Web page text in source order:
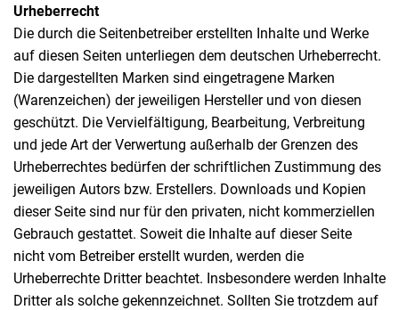
Urheberrecht
Die durch die Seitenbetreiber erstellten Inhalte und Werke
auf diesen Seiten unterliegen dem deutschen Urheberrecht.
Die dargestellten Marken sind eingetragene Marken
(Warenzeichen) der jeweiligen Hersteller und von diesen
geschützt. Die Vervielfältigung, Bearbeitung, Verbreitung
und jede Art der Verwertung außerhalb der Grenzen des
Urheberrechtes bedürfen der schriftlichen Zustimmung des
jeweiligen Autors bzw. Erstellers. Downloads und Kopien
dieser Seite sind nur für den privaten, nicht kommerziellen
Gebrauch gestattet. Soweit die Inhalte auf dieser Seite
nicht vom Betreiber erstellt wurden, werden die
Urheberrechte Dritter beachtet. Insbesondere werden Inhalte
Dritter als solche gekennzeichnet. Sollten Sie trotzdem auf